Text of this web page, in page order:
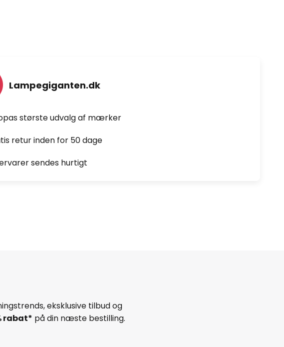
Lampegiganten.dk
største udvalg af mærker
retur inden for 50 dage
sendes hurtigt
eksklusive tilbud og
rabat* på din næste bestilling.